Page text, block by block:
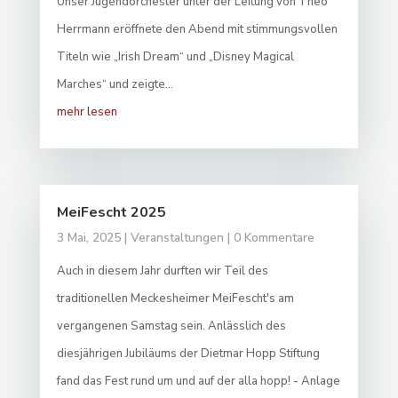
Herrmann eröffnete den Abend mit stimmungsvollen
Titeln wie „Irish Dream“ und „Disney Magical
Marches“ und zeigte...
mehr lesen
MeiFescht 2025
3 Mai, 2025| Veranstaltungen | 0 Kommentare
Auch in diesem Jahr durften wir Teil des
traditionellen Meckesheimer MeiFescht's am
vergangenen Samstag sein. Anlässlich des
diesjährigen Jubiläums der Dietmar Hopp Stiftung
fand das Fest rund um und auf der alla hopp! - Anlage